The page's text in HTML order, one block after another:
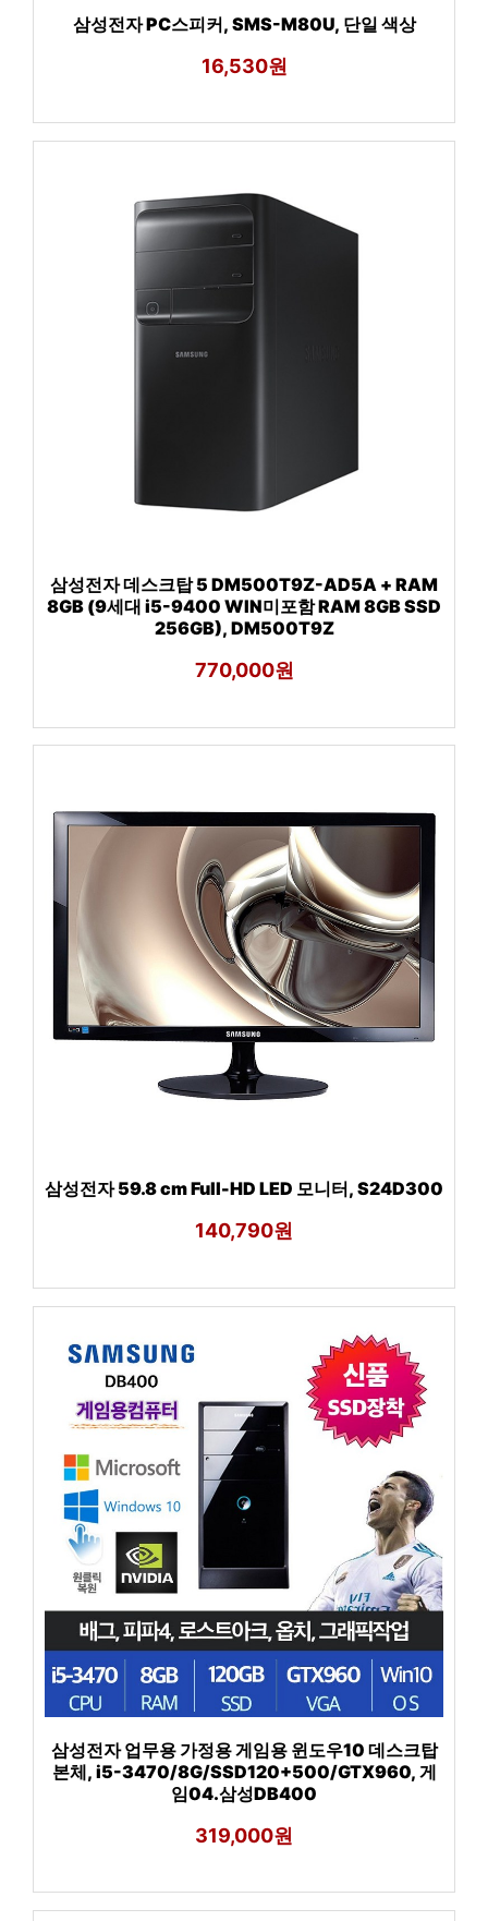
삼성전자 PC스피커, SMS-M80U, 단일 색상
16,530원
삼성전자 데스크탑 5 DM500T9Z-AD5A + RAM
8GB (9세대 i5-9400 WIN미포함 RAM 8GB SSD
256GB), DM500T9Z
770,000원
삼성전자 59.8 cm Full-HD LED 모니터, S24D300
140,790원
삼성전자 업무용 가정용 게임용 윈도우10 데스크탑
본체, i5-3470/8G/SSD120+500/GTX960, 게
임04.삼성DB400
319,000원